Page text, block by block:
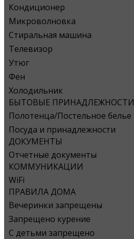
Кондиционер
Микроволновка
Стиральная машина
Телевизор
Утюг
Фен
Холодильник
БЫТОВЫЕ ПРИНАДЛЕЖНОСТИ
Полотенца/Постельное белье
Посуда и принадлежности
ДОКУМЕНТЫ
Отчетные документы
КОММУНИКАЦИИ
WiFi
ПРАВИЛА ДОМА
Вечеринки запрещены
Запрещено курение
С детьми запрещено